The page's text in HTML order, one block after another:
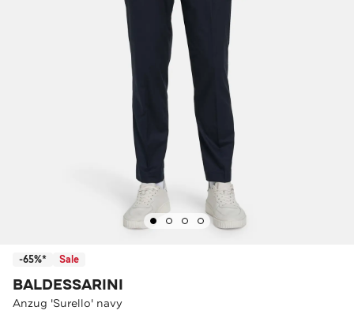
-65%* Sale
BALDESSARINI
Anzug 'Surello' navy